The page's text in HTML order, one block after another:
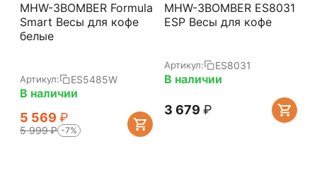
MHW-3BOMBER Formula
Smart Весы для кофе
белые
Артикул: ES5485W
В наличии
5 569 ₽
5 999₽ -7%
MHW-3BOMBER ES8031
ESP Весы для кофе
Артикул: ES8031
В наличии
3 679 ₽